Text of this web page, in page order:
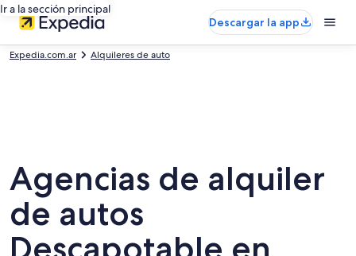
Ir a la sección principal
Descargar la app
Expedia.com.ar Alquileres de auto
Agencias de alquiler
de autos
Descapotable en